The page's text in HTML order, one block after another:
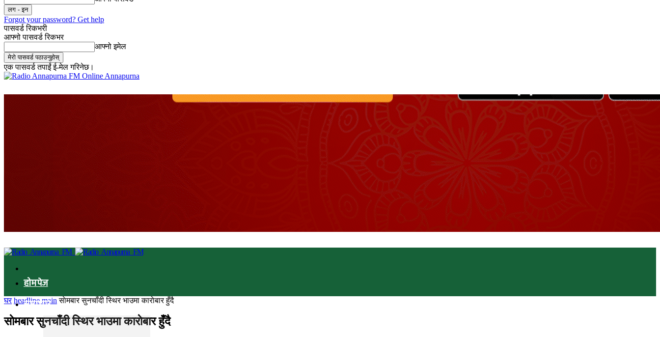
Forgot your password? Get help
पासवर्ड रिकभरी
आफ्नो पासवर्ड रिकभर
आफ्नो इमेल
एक पासवर्ड तपाईं ई-मेल गरिनेछ।
Online Annapurna
होमपेज
समाचार
घर headline main साेमबार सुनचाँदी स्थिर भाउमा काराेबार हुँदै
साेमबार सुनचाँदी स्थिर भाउमा काराेबार हुँदै